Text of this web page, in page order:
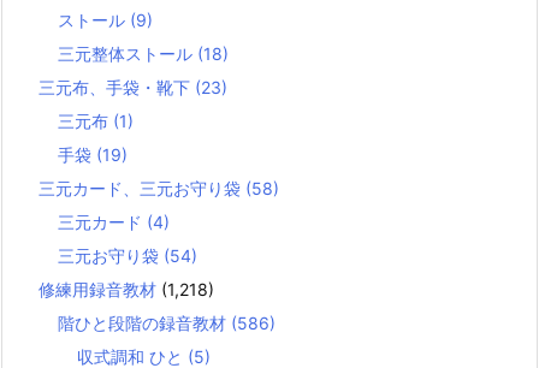
ストール (9)
三元整体ストール (18)
三元布、手袋・靴下 (23)
三元布 (1)
手袋 (19)
三元カード、三元お守り袋 (58)
三元カード (4)
三元お守り袋 (54)
修練用録音教材 (1,218)
階ひと段階の録音教材 (586)
収式調和 ひと (5)